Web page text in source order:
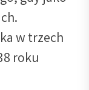
w trzech
roku